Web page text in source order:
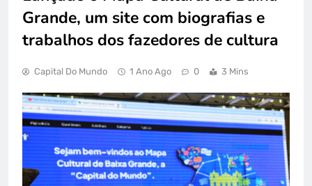
Grande, um site com biografias e
trabalhos dos fazedores de cultura
Capital Do Mundo 1 Ano Ago 0 3 Mins